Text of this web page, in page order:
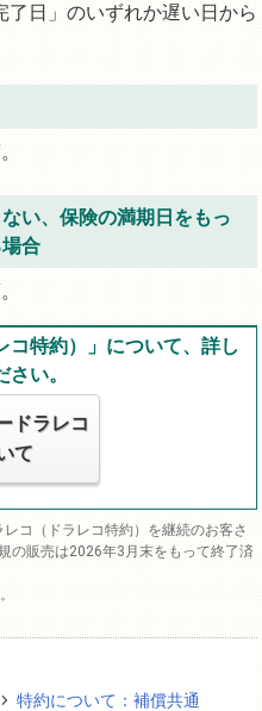
了日」のいずれか遅い日から
い、保険の満期日をもっ
合
コ特約）」について、詳し
い。
ドラレコ
て
コ（ドラレコ特約）を継続のお客さ
の販売は2026年3月末をもって終了済
特約について：補償共通